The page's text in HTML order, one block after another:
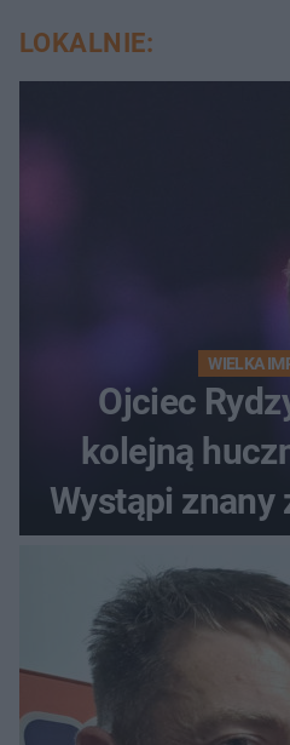
LOKALNIE:
WIELKA
Ojciec
kolejną
Wystąpi znany